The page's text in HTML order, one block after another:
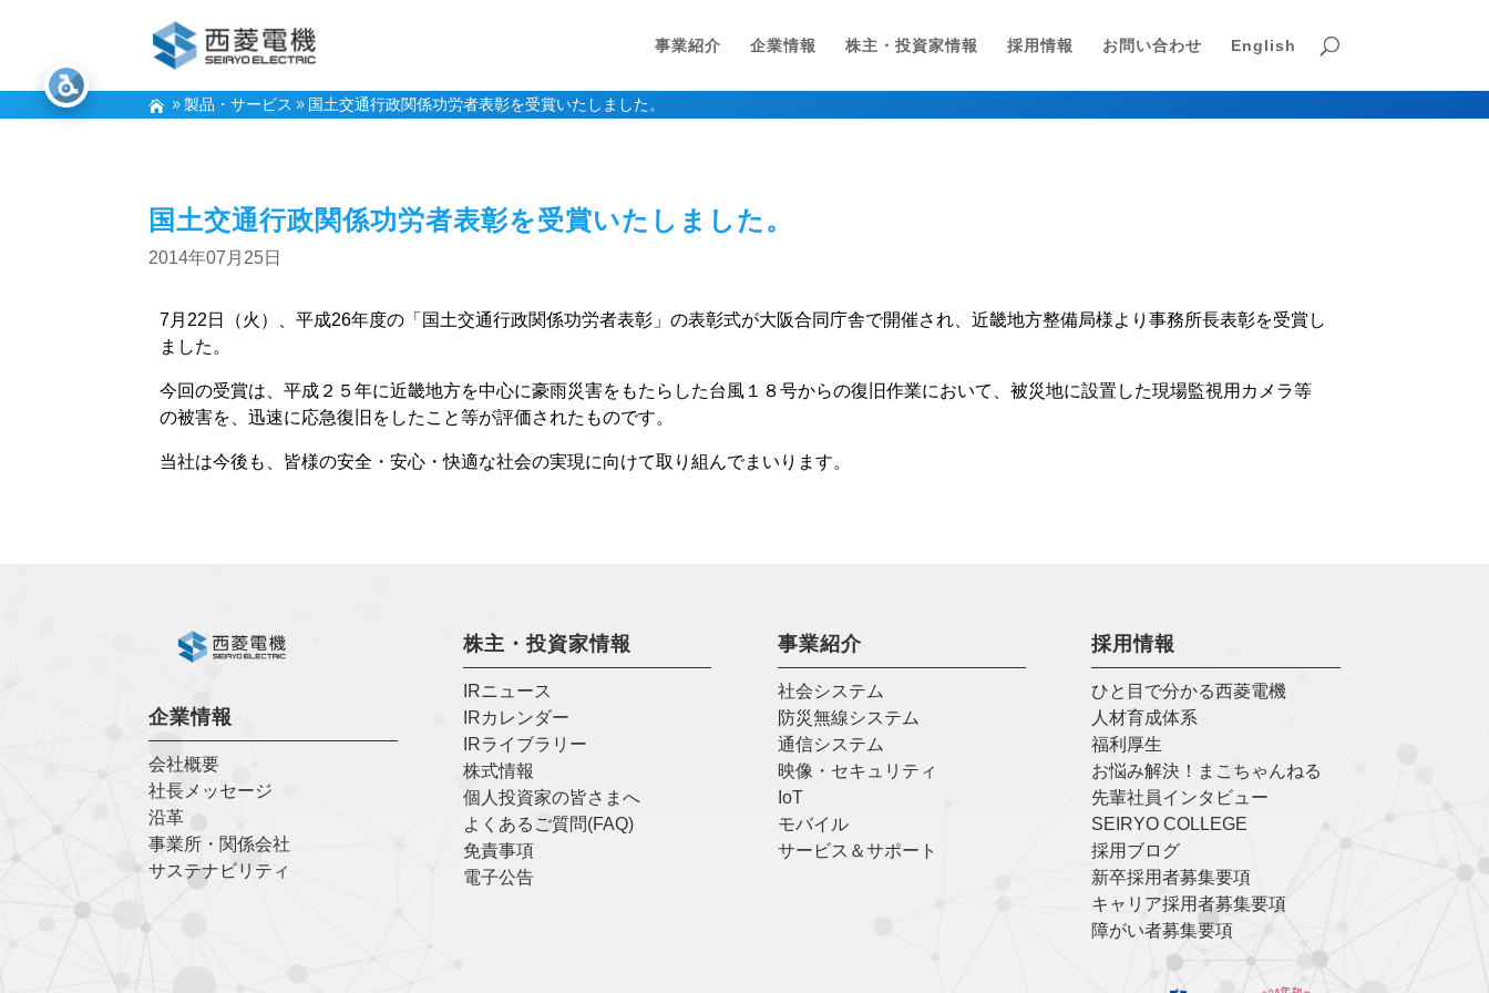
事業紹介 企業情報 株主・投資家情報 採用情報 お問い合わせ English
製品・サービス 国土交通行政関係功労者表彰を受賞いたしました。
国土交通行政関係功労者表彰を受賞いたしました。
2014年07月25日
7月22日（火）、平成26年度の「国土交通行政関係功労者表彰」の表彰式が大阪合同庁舎で開催され、近畿地方整備局様より事務所長表彰を受賞し
ました。
今回の受賞は、平成２５年に近畿地方を中心に豪雨災害をもたらした台風１８号からの復旧作業において、被災地に設置した現場監視用カメラ等
の被害を、迅速に応急復旧をしたこと等が評価されたものです。
当社は今後も、皆様の安全・安心・快適な社会の実現に向けて取り組んでまいります。
企業情報
会社概要
社長メッセージ
沿革
事業所・関係会社
サステナビリティ
株主・投資家情報
IRニュース
IRカレンダー
IRライブラリー
株式情報
個人投資家の皆さまへ
よくあるご質問(FAQ)
免責事項
電子公告
事業紹介
社会システム
防災無線システム
通信システム
映像・セキュリティ
IoT
モバイル
サービス＆サポート
採用情報
ひと目で分かる西菱電機
人材育成体系
福利厚生
お悩み解決！まこちゃんねる
先輩社員インタビュー
SEIRYO COLLEGE
採用ブログ
新卒採用者募集要項
キャリア採用者募集要項
障がい者募集要項